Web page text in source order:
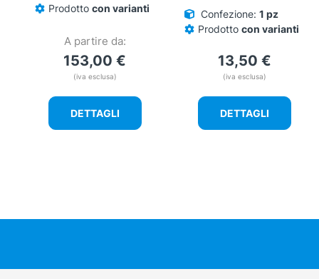
Prodotto con varianti
A partire da:
153,00 €
(iva esclusa)
DETTAGLI
Confezione: 1 pz
Prodotto con varianti
13,50 €
(iva esclusa)
DETTAGLI